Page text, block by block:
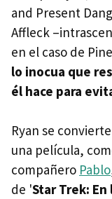
and Present
Affleck
en el caso de
lo inocua que
él hace para
Ryan se
una película,
compañero Pablo
de 'Star Trek: